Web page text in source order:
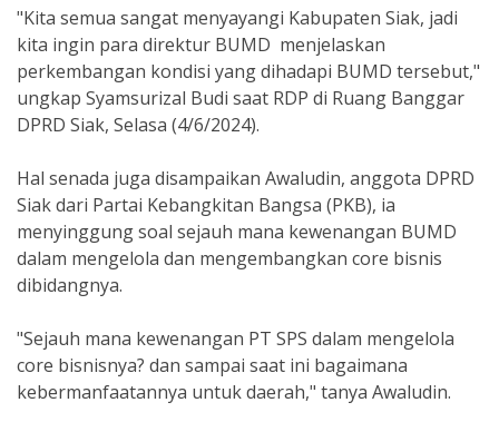
"Kita semua sangat menyayangi Kabupaten Siak, jadi
kita ingin para direktur BUMD menjelaskan
perkembangan kondisi yang dihadapi BUMD tersebut,"
ungkap Syamsurizal Budi saat RDP di Ruang Banggar
DPRD Siak, Selasa (4/6/2024).
Hal senada juga disampaikan Awaludin, anggota DPRD
Siak dari Partai Kebangkitan Bangsa (PKB), ia
menyinggung soal sejauh mana kewenangan BUMD
dalam mengelola dan mengembangkan core bisnis
dibidangnya.
"Sejauh mana kewenangan PT SPS dalam mengelola
core bisnisnya? dan sampai saat ini bagaimana
kebermanfaatannya untuk daerah," tanya Awaludin.